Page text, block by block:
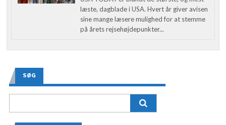
læste, dagblade i USA. Hvert år giver avisen
sine mange læsere mulighed for at stemme
på årets rejsehøjdepunkter...
SØG